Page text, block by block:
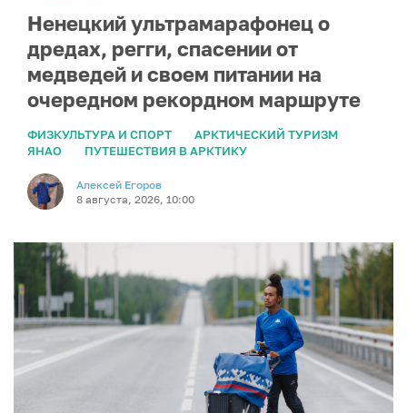
Ненецкий ультрамарафонец о
дредах, регги, спасении от
медведей и своем питании на
очередном рекордном маршруте
ФИЗКУЛЬТУРА И СПОРТ
АРКТИЧЕСКИЙ ТУРИЗМ
ЯНАО
ПУТЕШЕСТВИЯ В АРКТИКУ
Алексей Егоров
8 августа, 2026, 10:00